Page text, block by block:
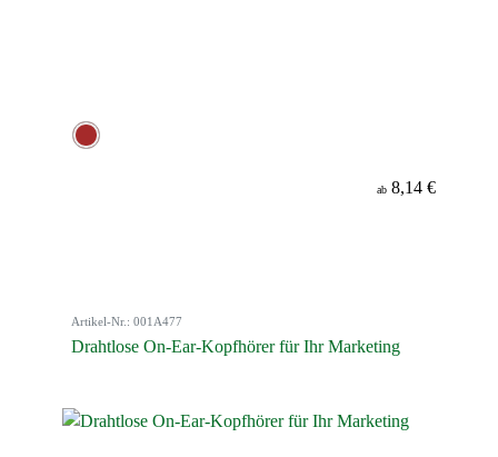
ab 8,14 €
Artikel-Nr.: 001A477
Drahtlose On-Ear-Kopfhörer für Ihr Marketing